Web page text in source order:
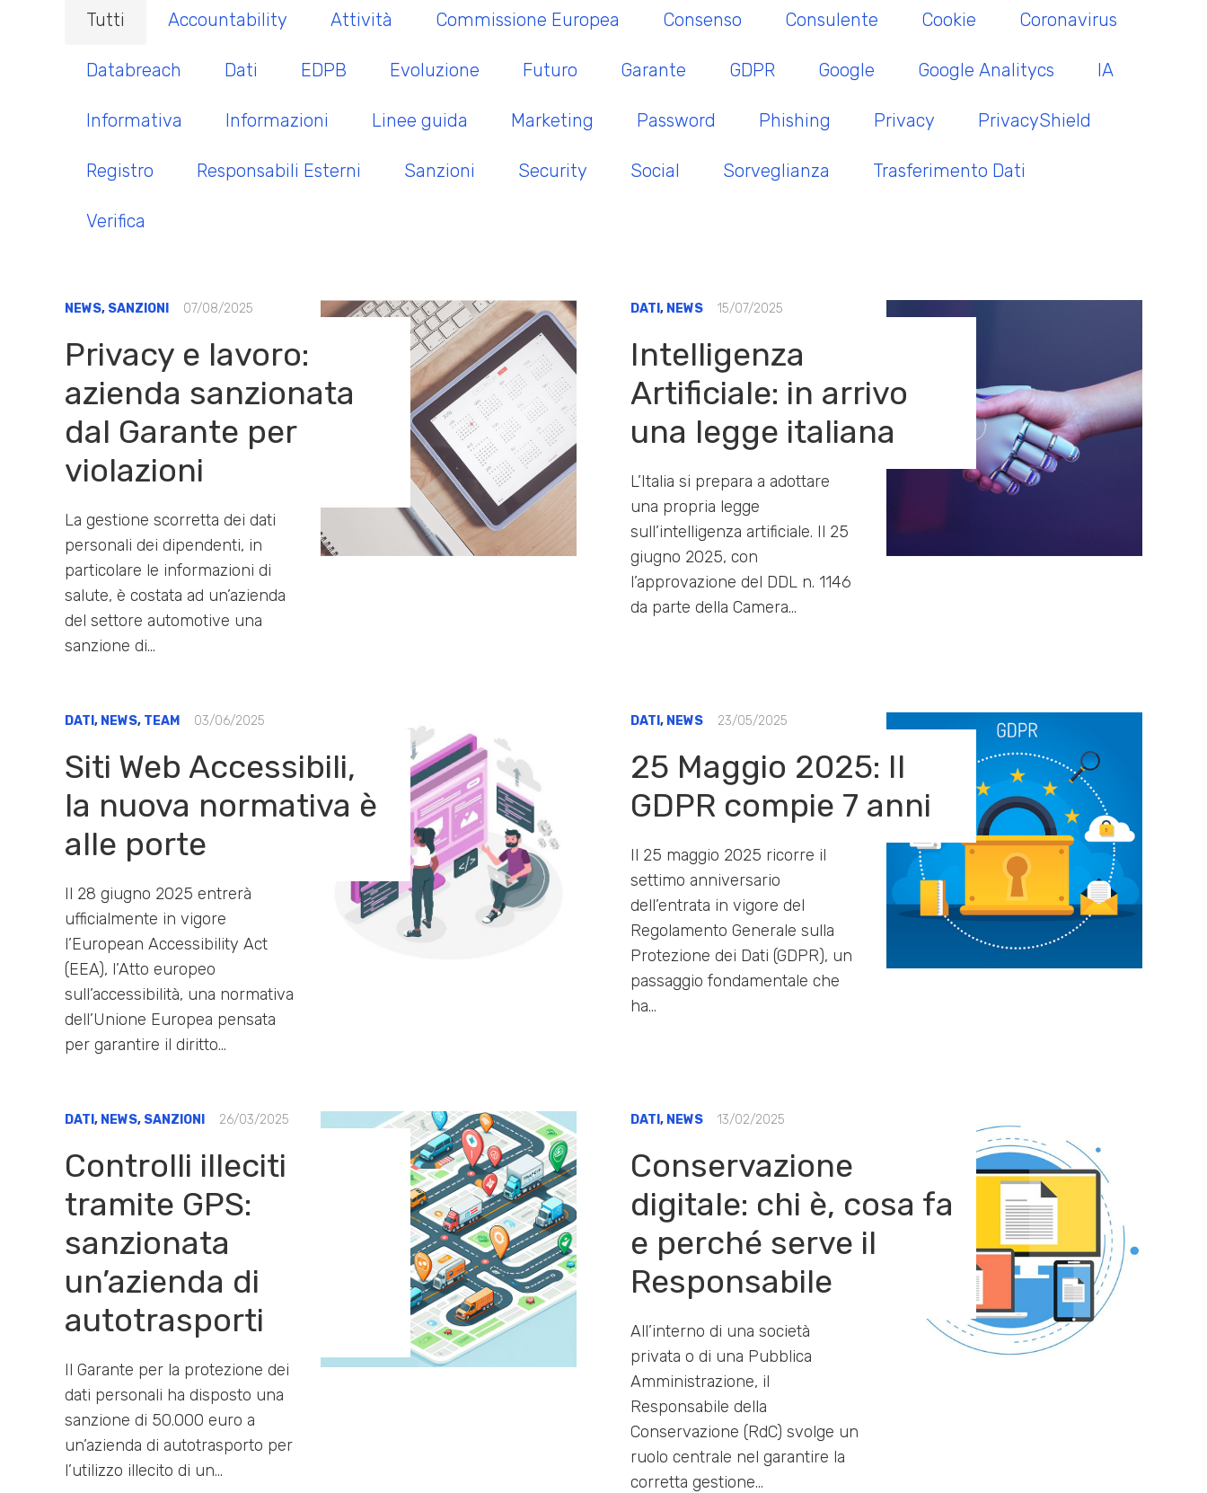
Tutti Accountability Attività Commissione Europea Consenso Consulente Cookie Coronavirus
Databreach Dati EDPB Evoluzione Futuro Garante GDPR Google Google Analitycs IA
Informativa Informazioni Linee guida Marketing Password Phishing Privacy PrivacyShield
Registro Responsabili Esterni Sanzioni Security Social Sorveglianza Trasferimento Dati
Verifica
NEWS, SANZIONI 07/08/2025
Privacy e lavoro:
azienda sanzionata
dal Garante per
violazioni
La gestione scorretta dei dati
personali dei dipendenti, in
particolare le informazioni di
salute, è costata ad un’azienda
del settore automotive una
sanzione di…
DATI , NEWS 15/07/2025
Intelligenza
Artificiale: in arrivo
una legge italiana
L’Italia si prepara a adottare
una propria legge
sull’intelligenza artificiale. Il 25
giugno 2025, con
l’approvazione del DDL n. 1146
da parte della Camera…
DATI , NEWS, TEAM 03/06/2025
Siti Web Accessibili,
la nuova normativa è
alle porte
Il 28 giugno 2025 entrerà
ufficialmente in vigore
l’European Accessibility Act
(EEA), l’Atto europeo
sull’accessibilità, una normativa
dell’Unione Europea pensata
per garantire il diritto…
DATI , NEWS 23/05/2025
25 Maggio 2025: Il
GDPR compie 7 anni
Il 25 maggio 2025 ricorre il
settimo anniversario
dell’entrata in vigore del
Regolamento Generale sulla
Protezione dei Dati (GDPR), un
passaggio fondamentale che
ha…
DATI , NEWS, SANZIONI 26/03/2025
Controlli illeciti
tramite GPS:
sanzionata
un’azienda di
autotrasporti
Il Garante per la protezione dei
dati personali ha disposto una
sanzione di 50.000 euro a
un’azienda di autotrasporto per
l’utilizzo illecito di un…
DATI , NEWS 13/02/2025
Conservazione
digitale: chi è, cosa fa
e perché serve il
Responsabile
All’interno di una società
privata o di una Pubblica
Amministrazione, il
Responsabile della
Conservazione (RdC) svolge un
ruolo centrale nel garantire la
corretta gestione…